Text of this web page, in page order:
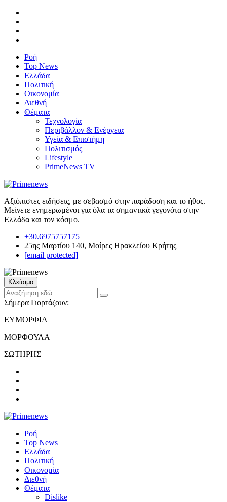
Ροή
Top News
Ελλάδα
Πολιτική
Οικονομία
Διεθνή
Θέματα
Τεχνολογία
Περιβάλλον & Ενέργεια
Υγεία & Επιστήμη
Πολιτισμός
Lifestyle
PrimeNews TV
Αξιόπιστες ειδήσεις, με σεβασμό στην παράδοση και το ήθος.
Μείνετε ενημερωμένοι για όλα τα σημαντικά γεγονότα στην
Ελλάδα και τον κόσμο.
+30.6975757175
25ης Μαρτίου 140, Μοίρες Ηρακλείου Κρήτης
[email protected]
Κλείσιμο
Σήμερα Γιορτάζουν:
ΕΥΜΟΡΦΙΑ
ΜΟΡΦΟΥΛΑ
ΣΩΤΗΡΗΣ
Ροή
Top News
Ελλάδα
Πολιτική
Οικονομία
Διεθνή
Θέματα
Dislike